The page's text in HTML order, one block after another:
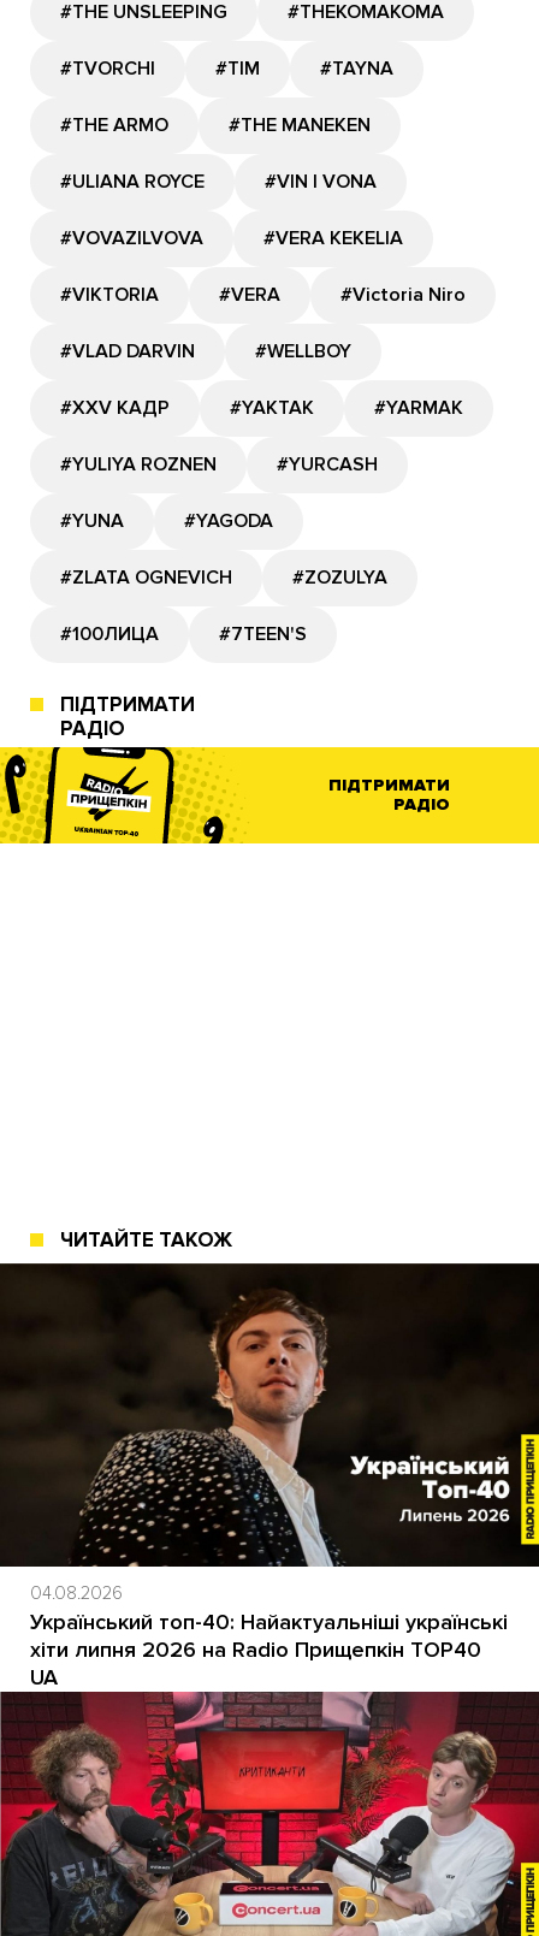
#THE UNSLEEPING #THEKOMAKOMA
#TVORCHI #TIM #TAYNA
#THE ARMO #THE MANEKEN
#ULIANA ROYCE #VIN I VONA
#VOVAZILVOVA #VERA KEKELIA
#VIKTORIA #VERA #Victoria Niro
#VLAD DARVIN #WELLBOY
#XXV КАДР #YAKTAK #YARMAK
#YULIYA ROZNEN #YURCASH
#YUNA #YAGODA
#ZLATA OGNEVICH #ZOZULYA
#100ЛИЦА #7TEEN'S
ПІДТРИМАТИ
РАДІО
ПІДТРИМАТИ
РАДІО
ЧИТАЙТЕ ТАКОЖ
04.08.2026
Український топ-40: Найактуальніші українські
хіти липня 2026 на Radio Прищепкін TOP40
UA